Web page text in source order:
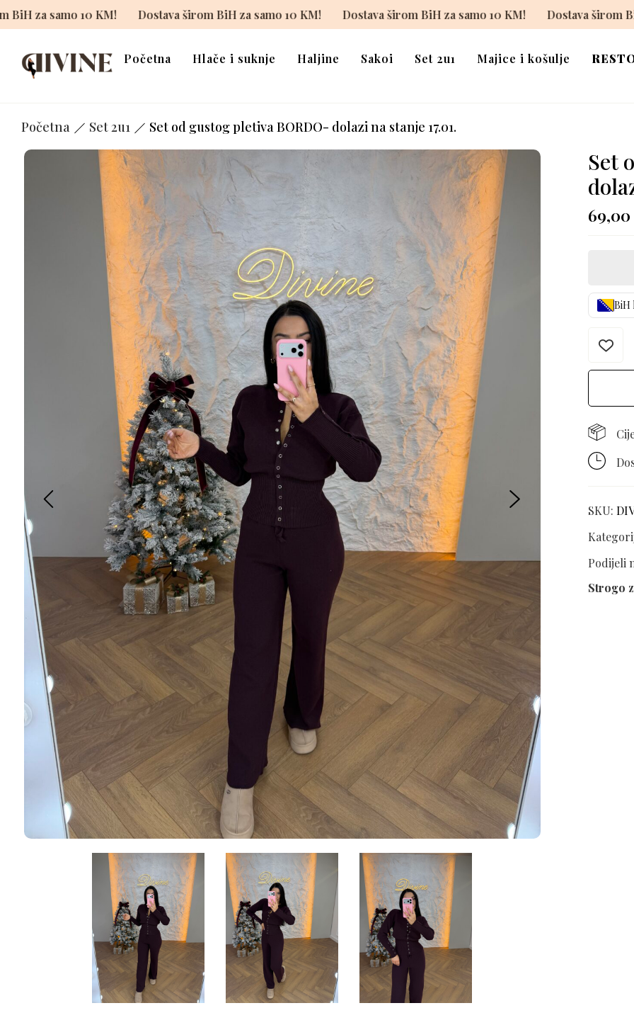
širom BiH za samo 10 KM! Dostava širom BiH za samo 10 KM! Dostava širom BiH za samo 10 KM!
Početna Hlače i suknje Haljine Sakoi Set 2u1 Majice i košulje
Početna Set 2u1 Set od gustog pletiva BORDO- dolazi na stanje 17.01.
Set
69,00
BiH
SKU:
Podijeli
Strogo